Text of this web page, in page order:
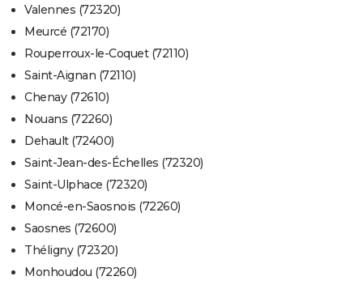
Valennes (72320)
Meurcé (72170)
Rouperroux-le-Coquet (72110)
Saint-Aignan (72110)
Chenay (72610)
Nouans (72260)
Dehault (72400)
Saint-Jean-des-Échelles (72320)
Saint-Ulphace (72320)
Moncé-en-Saosnois (72260)
Saosnes (72600)
Théligny (72320)
Monhoudou (72260)